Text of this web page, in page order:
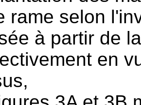
rame selon
à partir de
en